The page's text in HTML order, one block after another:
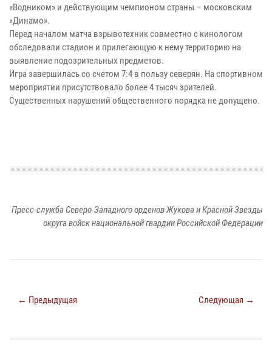
«Водником» и действующим чемпионом страны – московским
«Динамо».
Перед началом матча взрывотехник совместно с кинологом
обследовали стадион и прилегающую к нему территорию на
выявление подозрительных предметов.
Игра завершилась со счетом 7:4 в пользу северян. На спортивном
мероприятии присутствовало более 4 тысяч зрителей.
Существенных нарушений общественного порядка не допущено.
Пресс-служба Северо-Западного орденов Жукова и Красной Звезды
округа войск национальной гвардии Российской Федерации
← Предыдущая Следующая →